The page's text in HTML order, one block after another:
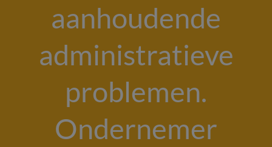
aanhoudende
administratieve
problemen.
Ondernemer